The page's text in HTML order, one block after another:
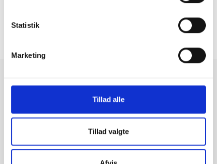
Statistik
Marketing
Tillad alle
Tillad valgte
15
Brugte computere fra
GreenMind
computere til skarpe priser. Vi har et stort udvalg af